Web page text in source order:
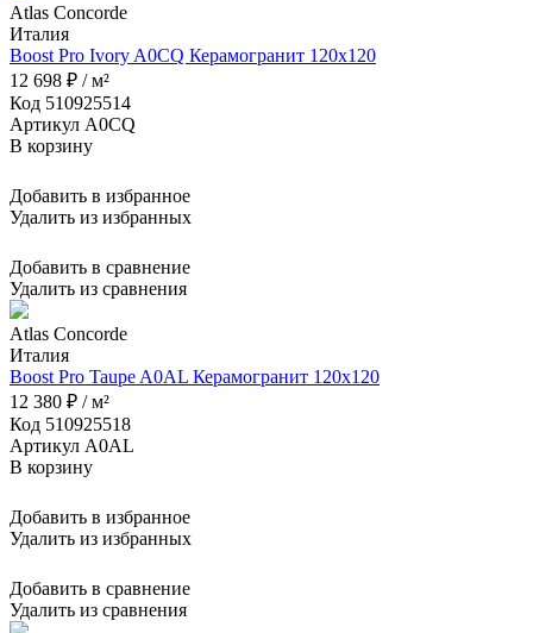
Atlas Concorde
Италия
Boost Pro Ivory A0CQ Керамогранит 120x120
12 698 ₽ / м²
Код 510925514
Артикул A0CQ
В корзину
Добавить в избранное
Удалить из избранных
Добавить в сравнение
Удалить из сравнения
Atlas Concorde
Италия
Boost Pro Taupe A0AL Керамогранит 120x120
12 380 ₽ / м²
Код 510925518
Артикул A0AL
В корзину
Добавить в избранное
Удалить из избранных
Добавить в сравнение
Удалить из сравнения